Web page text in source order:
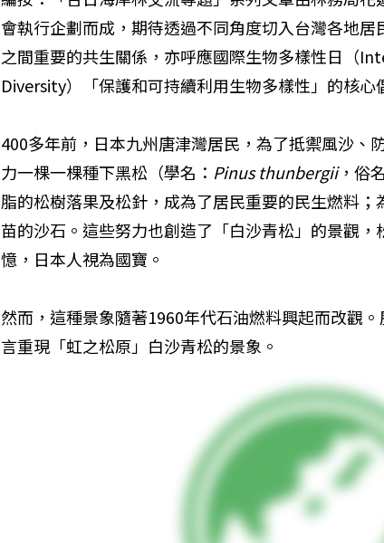
會執行企劃而成，期待透過不同角度切入台灣各地
之間重要的共生關係，亦呼應國際生物多樣性日（
Diversity）「保護和可持續利用生物多樣性」的核心
400多年前，日本九州唐津灣居民，為了抵禦風沙、
力一棵一棵種下黑松（學名： Pinus thunbergii，俗
脂的松樹落果及松針，成為了居民重要的民生燃料
苗的沙石。這些努力也創造了「白沙青松」的景觀
憶，日本人視為國寶。
然而，這種景象隨著1960年代石油燃料興起而改觀
言重現「虹之松原」白沙青松的景象。